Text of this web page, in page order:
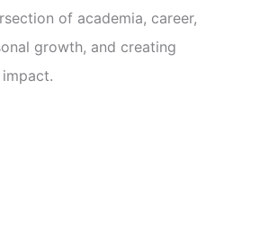
of academia, career,
growth, and creating